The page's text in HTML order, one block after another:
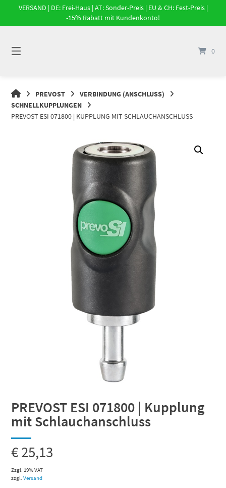
Springe
Inhalt
VERSAND | DE: Frei-Haus | AT: Sonder-Preis | EU & CH: Fest-Preis |
-15% Rabatt mit Kundenkonto!
0
DRUCKLUFT-
ONLINE
|
DRUCKLUFTZUBEHÖR
PREVOST
VERBINDUNG (ANSCHLUSS)
SCHNELLKUPPLUNGEN
PREVOST ESI 071800 | KUPPLUNG MIT SCHLAUCHANSCHLUSS
PREVOST ESI 071800 | Kupplung
mit Schlauchanschluss
€25,13
Zzgl. 19% VAT
zzgl.Versand